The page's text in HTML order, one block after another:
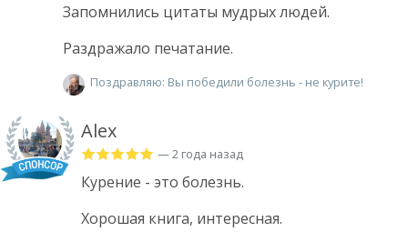
Запомнились цитаты мудрых людей.
Раздражало печатание.
Поздравляю: Вы победили болезнь - не курите!
Alex
— 2 года назад
Курение - это болезнь.
Хорошая книга, интересная.